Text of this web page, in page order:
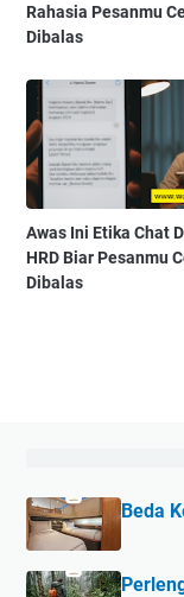
Rahasia Pesanmu
Dibalas
Awas Ini Etika Chat
HRD Biar Pesanmu
Dibalas
Beda